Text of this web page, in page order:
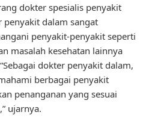
dokter spesialis penyakit
penyakit dalam sangat
penyakit-penyakit seperti
masalah kesehatan lainnya
dokter penyakit dalam,
berbagai penyakit
penanganan yang sesuai
ujarnya.